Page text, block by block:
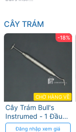
CÂY TRÁM
-18%
CHỜ HÀNG VỀ
Cây Trám Bull's
Instrumed - 1 Đầu
Trám, 2 Đầu Nhồi
Đăng nhập xem giá